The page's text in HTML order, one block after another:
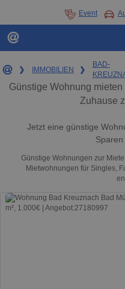
Event
❯ IMMOBILIEN ❯
BAD-
Günstige Wohnung
Zuhause
Jetzt eine günstige
Günstige Wohnungen zur
Mietwohnungen für Singles,